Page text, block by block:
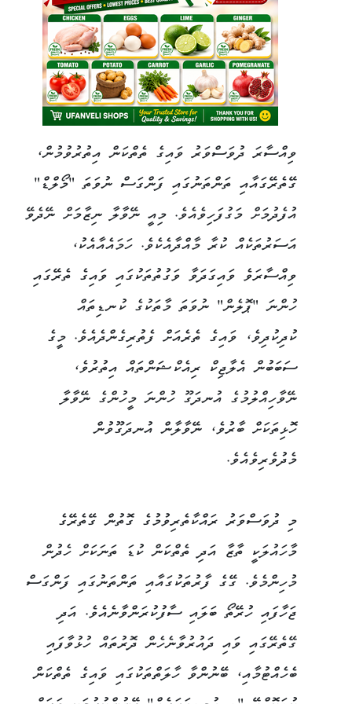
ވިއްސާރަ ދުވަސްވަރު ވައިގެ ތެތްކަން އިތުރުވުމުން،
ގޭތެރޭގައާއި ތަންތަނުގައި ފަންގަސް ނުވަތަ "މޯލްޑް"
އުފެދުމަށް މަގުފަހިވެއެވެ. މިއީ ނޭވާލާ ނިޒާމަށް ނޭދެވޭ
އަސަރުތަކެއް ކުރާ މާއްދާއެކެވެ. ހަމައެއާއެކު،
ވިއްސާރަވެ ވައިގަދަވާ ވަގުތުތަކުގައި ވައިގެ ތެރޭގައި
ހުންނަ "ޕޮލެން" ނުވަތަ މާތަކުގެ ކުނޑިތައް
ކުދިކުދިވެ، ވައިގެ ތެރެއަށް ފެތުރިގެންދެއެވެ. މީގެ
ސަބަބުން އެލާޖިކް ރިއެކްޝަންތައް އިތުރުވެ،
ނޭވާހިއްލުމުގެ އުނދަގޫ ހުންނަ މީހުންގެ ނޭވާލާ
ހޮޅިތަކަށް ބާރުވެ، ނޭވާލާން އުނދަގޫވުން
މެދުވެރިވެއެވެ.
މި ދުވަސްވަރު ރައްކާތެރިވުމުގެ ގޮތުން ގޭތެރޭގެ
މާހައުލަކީ ތާޒާ އަދި ތެތްކަން ކުޑަ ތަނަކަށް ހެދުން
މުހިންމެވެ. ގޭގެ ފާރުތަކުގައާއި ތަންތަނުގައި ފަންގަސް
ޖަހާފައި ހުރޭތޯ ބަލައި ސާފުކުރަންވާނެއެވެ. އަދި
ގޭތެރޭގައި ވައި ދައުރުވާނެހެން ދޮރުތައް ހުޅުވާފައި
ބެހެއްޓުމާއި، ބޭނުންވާ ހާލަތްތަކުގައި ވައިގެ ތެތްކަން